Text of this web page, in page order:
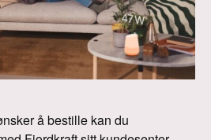
å bestille kan du